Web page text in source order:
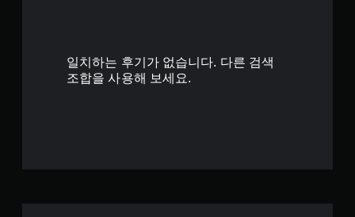
일치하는 후기가 없습니다. 다른 검색
조합을 사용해 보세요.